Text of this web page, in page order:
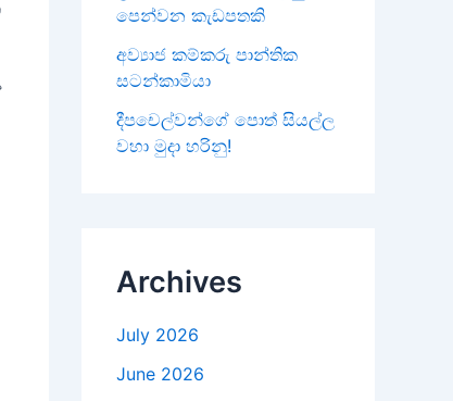
පෙන්වන කැඩපතකි
අව්‍යාජ කම්කරු පාන්තික
සටන්කාමියා
දීපචෙල්වන්ගේ පොත් සියල්ල
වහා මුදා හරිනු!
Archives
July 2026
June 2026